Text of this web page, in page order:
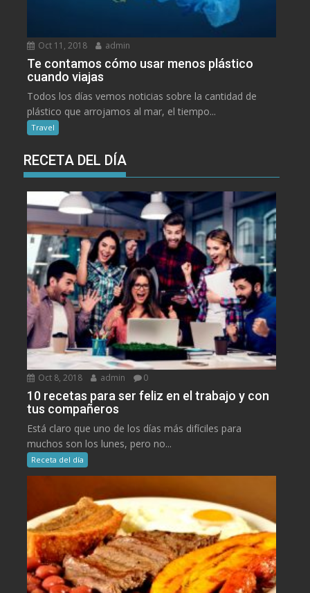
Oct 11, 2018 admin
Te contamos cómo usar menos plástico
cuando viajas
Todos los días vemos noticias sobre la cantidad de
plástico que arrojamos al mar, el tiempo...
Travel
RECETA DEL DÍA
Oct 8, 2018 admin 0
10 recetas para ser feliz en el trabajo y con
tus compañeros
Está claro que uno de los días más difíciles para
muchos son los lunes, pero no...
Receta del día